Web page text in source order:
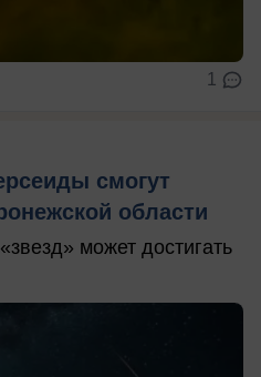
1
смогут
области
может достигать